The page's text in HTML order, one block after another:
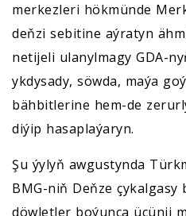
merkezleri hökmünde
deňzi sebitine aýratyn
netijeli ulanylmagy GDA-
ykdysady, söwda, maýa
bähbitlerine hem-de
diýip hasaplaýaryn.
Şu ýylyň awgustynda
BMG-niň Deňze
döwletler boýunça üçünji